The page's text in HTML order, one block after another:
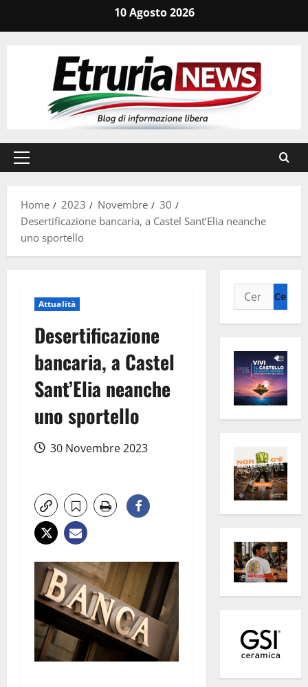
10 Agosto 2026
Menu
Home
2023 Novembre
30
Desertificazione bancaria, a Castel Sant’Elia neanche
uno sportello
Attualità
Desertificazione
bancaria, a Castel
Sant’Elia neanche
uno sportello
30 Novembre 2023
Ricerca
per: